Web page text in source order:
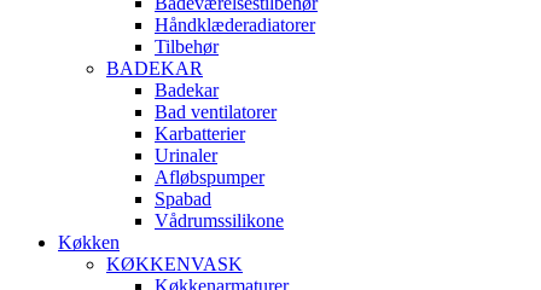
Håndklæderadiatorer
Tilbehør
BADEKAR
Badekar
Bad ventilatorer
Karbatterier
Urinaler
Afløbspumper
Spabad
Vådrumssilikone
Køkken
KØKKENVASK
Køkkenarmaturer